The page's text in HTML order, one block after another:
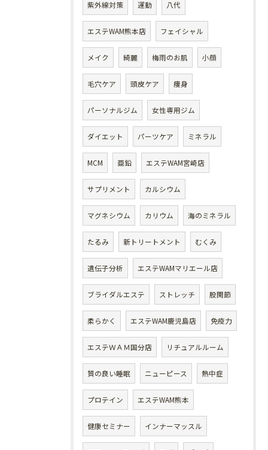
紫外線対策 運動 八代
エステWAM熊本店 フェイシャル
メイク 綺麗 梅雨のお肌 小顔
毛穴ケア 頭皮ケア 痩身
パーソナルジム 女性専用ジム
ダイエット パーツケア ミネラル
MCM 亜鉛 エステWAM宮崎店
サプリメント カルシウム
マグネシウム カリウム 海のミネラル
たるみ 新トリートメント むくみ
遺伝子分析 エステWAMマリエール店
ブライダルエステ ストレッチ 股関節
柔らかく エステWAM鹿児島店 免疫力
エステＷＡＭ国分店 リチュアルルーム
質の良い睡眠 ニューピース 熱中症
プロテイン エステWAM熊本
健康セミナー インナーマッスル